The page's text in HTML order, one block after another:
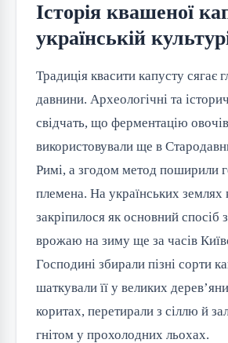
Історія квашеної
українській
Традиція квасити капусту сягає
давнини. Археологічні та
свідчать, що ферментацію овочів
використовували ще в
Римі, а згодом метод поширили
племена. На українських землях
закріпилося як основний спосіб
врожаю на зиму ще за часів
Господині збирали пізні сорти
шаткували її у великих
коритах, перетирали з сіллю й
гнітом у прохолодних льохах.